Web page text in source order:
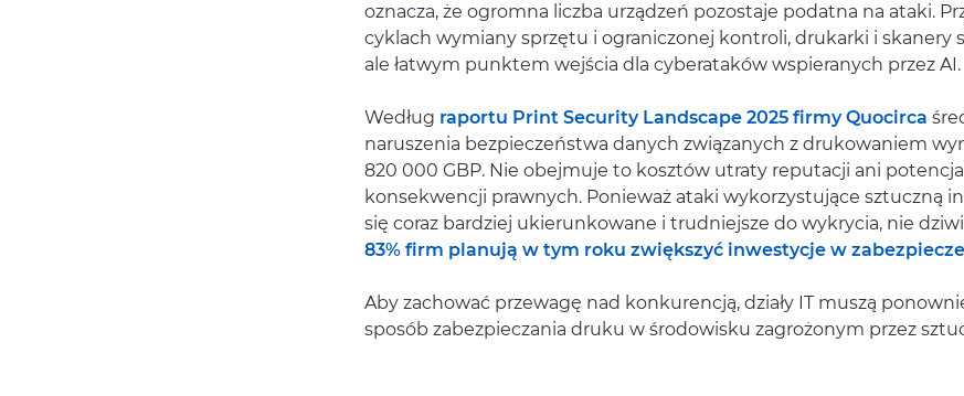
oznacza, że ogromna liczba urządzeń pozostaje podatna na ataki.
cyklach wymiany sprzętu i ograniczonej kontroli, drukarki i skanery
ale łatwym punktem wejścia dla cyberataków wspieranych przez AI.
Według raportu Print Security Landscape 2025 firmy Quocirca
naruszenia bezpieczeństwa danych związanych z drukowaniem
820 000 GBP. Nie obejmuje to kosztów utraty reputacji ani
konsekwencji prawnych. Ponieważ ataki wykorzystujące sztuczną
się coraz bardziej ukierunkowane i trudniejsze do wykrycia, nie
83% firm planują w tym roku zwiększyć inwestycje w
Aby zachować przewagę nad konkurencją, działy IT muszą
sposób zabezpieczania druku w środowisku zagrożonym przez